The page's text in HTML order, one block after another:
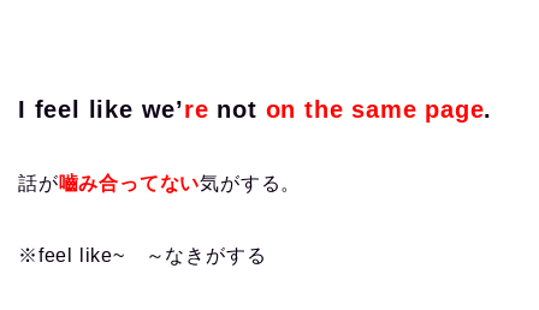
I feel like we’re not on the same page.
話が嚙み合ってない気がする。
※feel like~ ～なきがする